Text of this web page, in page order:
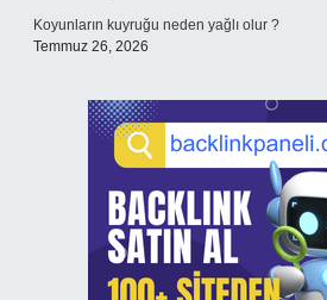
Koyunların kuyruğu neden yağlı olur ?
Temmuz 26, 2026